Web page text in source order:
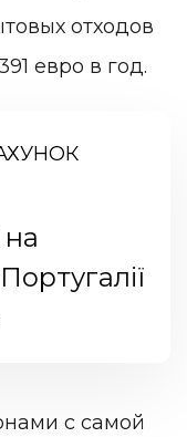
отходов
евро в год.
на
c самой